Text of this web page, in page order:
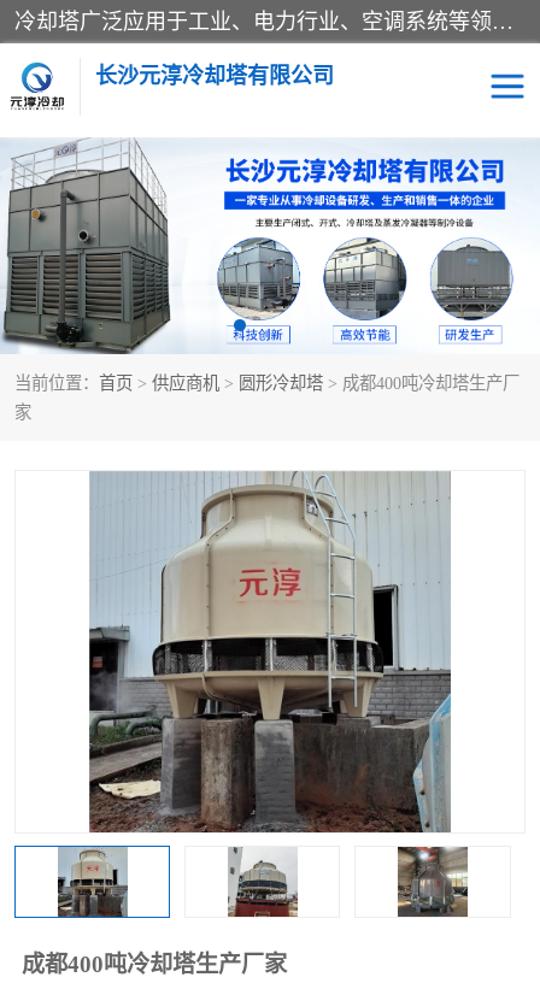
冷却塔广泛应用于工业、电力行业、空调系统等领域。在电力行业中，用于冷却发电机组的循环水；在工业生产中，如化工、冶金等行业，可降低生产过程中产生的热量；在空调系统中，为空调设备提供冷却水源
长沙元淳冷却塔有限公司
当前位置： 首页 > 供应商机 > 圆形冷却塔 > 成都400吨冷却塔生产厂
家
成都400吨冷却塔生产厂家
方形开式冷却塔 圆形冷却塔
闭式冷却塔 水箱
电控箱 水泵
板式换热器